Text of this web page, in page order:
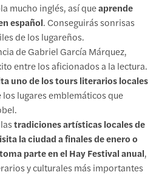
mucho inglés, así queaprende
español. Conseguirás sonrisas
de los lugareños.
de Gabriel García Márquez,
entre los aficionados a la lectura.
uno de los tours literarios locales
lugares emblemáticos que
tradiciones artísticas locales de
la ciudad a finales de enero o
parte en el Hay Festival anual,
y culturales más importantes